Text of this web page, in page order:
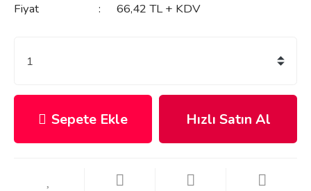
Fiyat
66,42 TL + KDV
Sepete Ekle Hızlı Satın Al